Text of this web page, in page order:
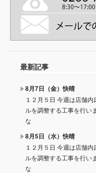
最新記事
8月7日（金）快晴
１２月５日 今週は店舗
ルを調整する工事を行い
な
8月5日（水）快晴
１２月５日 今週は店舗
ルを調整する工事を行い
な